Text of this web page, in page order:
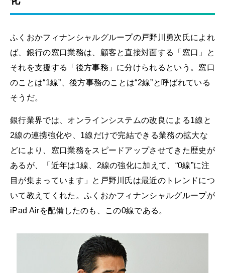
ふくおかフィナンシャルグループの戸野川勇次氏によれ
ば、銀行の窓口業務は、顧客と直接対面する「窓口」と
それを支援する「後方事務」に分けられるという。窓口
のことは“1線”、後方事務のことは“2線”と呼ばれている
そうだ。
銀行業界では、オンラインシステムの改良による1線と
2線の連携強化や、1線だけで完結できる業務の拡大な
どにより、窓口業務をスピードアップさせてきた歴史が
あるが、「近年は1線、2線の強化に加えて、“0線”に注
目が集まっています」と戸野川氏は最近のトレンドにつ
いて教えてくれた。ふくおかフィナンシャルグループが
iPad Airを配備したのも、この0線である。